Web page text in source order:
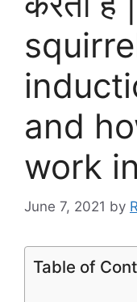
and
work
June 7, 2021 by
Table of